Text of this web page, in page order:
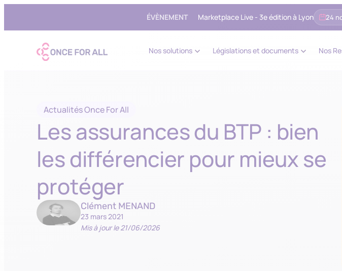
ÉVÈNEMENT Marketplace Live - 3e édition à Lyon 24
Nos solutions Législations et documents Nos
Actualités Once For All
Les assurances du BTP : bien
les différencier pour mieux se
protéger
Clément MENAND
23 mars 2021
Mis à jour le 21/06/2026